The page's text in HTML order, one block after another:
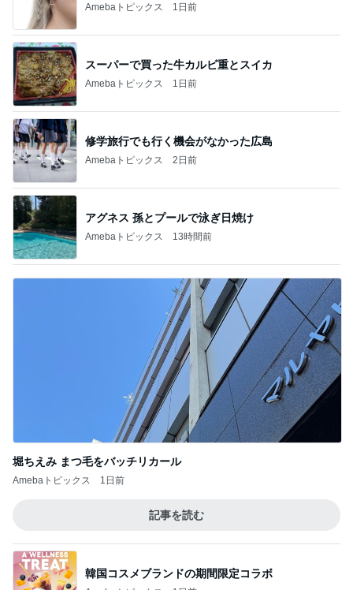
Amebaトピックス 1日前
スーパーで買った牛カルビ重とスイカ
Amebaトピックス 1日前
修学旅行でも行く機会がなかった広島
Amebaトピックス 2日前
アグネス 孫とプールで泳ぎ日焼け
Amebaトピックス 13時間前
堀ちえみ まつ毛をバッチリカール
Amebaトピックス 1日前
記事を読む
韓国コスメブランドの期間限定コラボ